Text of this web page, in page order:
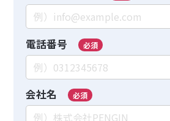
電話番号 必須
会社名 必須